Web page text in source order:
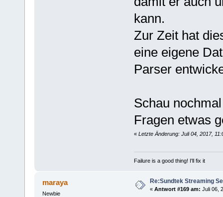
kann.
Zur Zeit hat
eine eigene
Parser
Schau
Fragen etwas
« Letzte Änderung: Juli 04, 2017,
Failure is a good thing! I'll fix it
maraya
Newbie
Re:Sundtek Streaming
« Antwort #169 am: Juli 06,